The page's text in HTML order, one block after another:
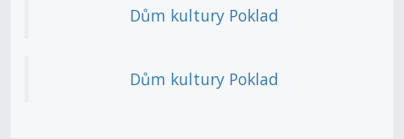
Dům kultury Poklad
Dům kultury Poklad